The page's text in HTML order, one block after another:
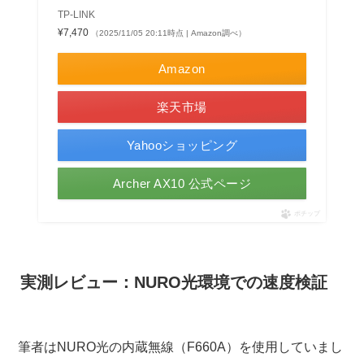
TP-LINK
¥7,470
（2025/11/05 20:11時点 | Amazon調べ）
Amazon
楽天市場
Yahooショッピング
Archer AX10 公式ページ
ポチップ
実測レビュー：NURO光環境での速度検証
筆者はNURO光の内蔵無線（F660A）を使用していまし